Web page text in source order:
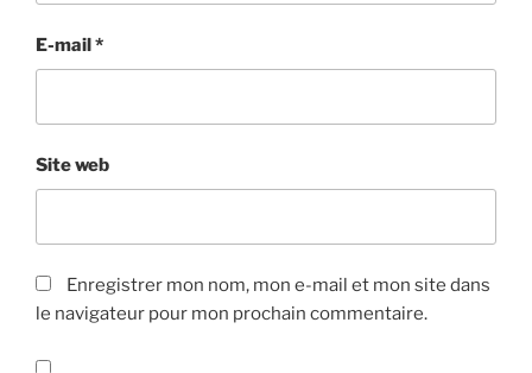
E-mail*
Site web
Enregistrer mon nom, mon e-mail et mon site dans
le navigateur pour mon prochain commentaire.